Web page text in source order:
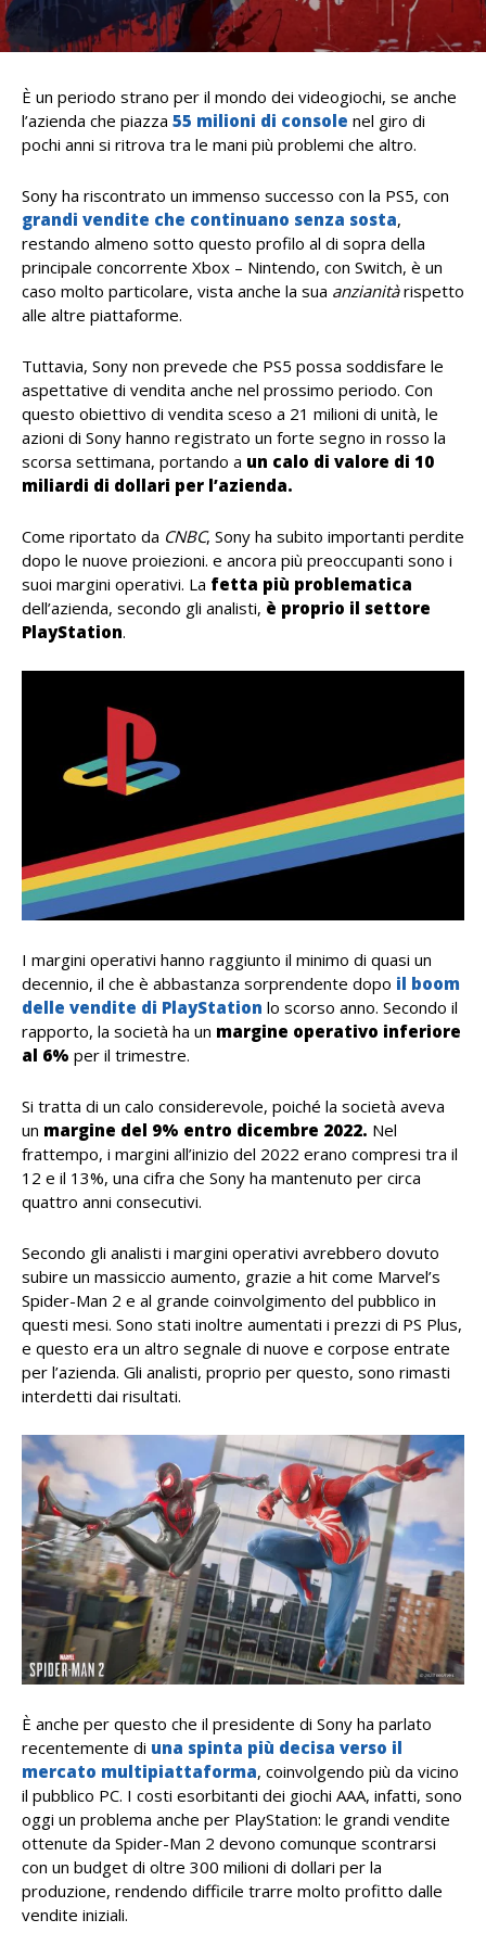
È un periodo strano per il mondo dei videogiochi, se anche
l’azienda che piazza 55 milioni di console nel giro di
pochi anni si ritrova tra le mani più problemi che altro.
Sony ha riscontrato un immenso successo con la PS5, con
grandi vendite che continuano senza sosta,
restando almeno sotto questo profilo al di sopra della
principale concorrente Xbox – Nintendo, con Switch, è un
caso molto particolare, vista anche la sua anzianitàrispetto
alle altre piattaforme.
Tuttavia, Sony non prevede che PS5 possa soddisfare le
aspettative di vendita anche nel prossimo periodo. Con
questo obiettivo di vendita sceso a 21 milioni di unità, le
azioni di Sony hanno registrato un forte segno in rosso la
scorsa settimana, portando a un calo di valore di 10
miliardi di dollari per l’azienda.
Come riportato da CNBC, Sony ha subito importanti perdite
dopo le nuove proiezioni. e ancora più preoccupanti sono i
suoi margini operativi. La fetta più problematica
dell’azienda, secondo gli analisti, è proprio il settore
PlayStation.
I margini operativi hanno raggiunto il minimo di quasi un
decennio, il che è abbastanza sorprendente dopo il boom
delle vendite di PlayStation lo scorso anno. Secondo il
rapporto, la società ha un margine operativo inferiore
al 6% per il trimestre.
Si tratta di un calo considerevole, poiché la società aveva
un margine del 9% entro dicembre 2022. Nel
frattempo, i margini all’inizio del 2022 erano compresi tra il
12 e il 13%, una cifra che Sony ha mantenuto per circa
quattro anni consecutivi.
Secondo gli analisti i margini operativi avrebbero dovuto
subire un massiccio aumento, grazie a hit come Marvel’s
Spider-Man 2 e al grande coinvolgimento del pubblico in
questi mesi. Sono stati inoltre aumentati i prezzi di PS Plus,
e questo era un altro segnale di nuove e corpose entrate
per l’azienda. Gli analisti, proprio per questo, sono rimasti
interdetti dai risultati.
È anche per questo che il presidente di Sony ha parlato
recentemente di una spinta più decisa verso il
mercato multipiattaforma, coinvolgendo più da vicino
il pubblico PC. I costi esorbitanti dei giochi AAA, infatti, sono
oggi un problema anche per PlayStation: le grandi vendite
ottenute da Spider-Man 2 devono comunque scontrarsi
con un budget di oltre 300 milioni di dollari per la
produzione, rendendo difficile trarre molto profitto dalle
vendite iniziali.